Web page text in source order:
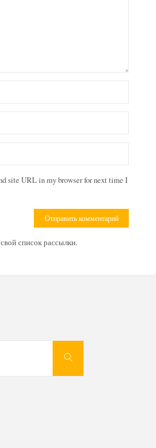
site URL in my browser for next time I
список рассылки.
Search